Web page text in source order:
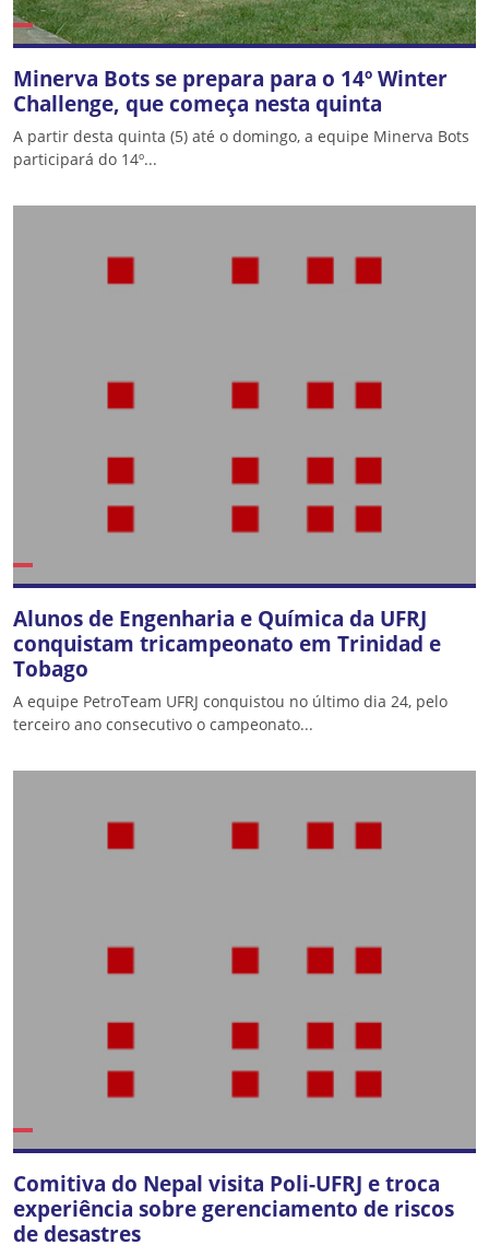
Minerva Bots se prepara para o 14º Winter
Challenge, que começa nesta quinta
A partir desta quinta (5) até o domingo, a equipe Minerva Bots
participará do 14º...
Alunos de Engenharia e Química da UFRJ
conquistam tricampeonato em Trinidad e
Tobago
A equipe PetroTeam UFRJ conquistou no último dia 24, pelo
terceiro ano consecutivo o campeonato...
Comitiva do Nepal visita Poli-UFRJ e troca
experiência sobre gerenciamento de riscos
de desastres